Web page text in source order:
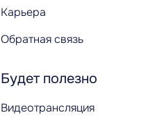
Карьера
Обратная связь
Будет полезно
Видеотрансляция